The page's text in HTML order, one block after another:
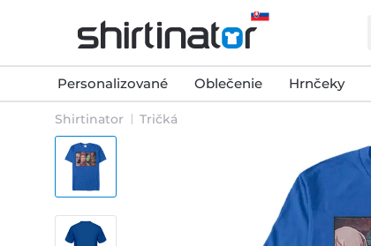
Personalizované Oblečenie Hrnčeky
Shirtinator Tričká